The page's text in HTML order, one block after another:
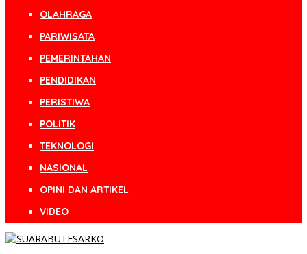
OLAHRAGA
PARIWISATA
PEMERINTAHAN
PENDIDIKAN
PERISTIWA
POLITIK
TEKNOLOGI
NASIONAL
OPINI DAN ARTIKEL
VIDEO